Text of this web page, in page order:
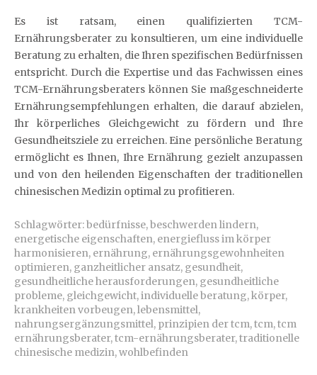
Es ist ratsam, einen qualifizierten TCM-
Ernährungsberater zu konsultieren, um eine individuelle
Beratung zu erhalten, die Ihren spezifischen Bedürfnissen
entspricht. Durch die Expertise und das Fachwissen eines
TCM-Ernährungsberaters können Sie maßgeschneiderte
Ernährungsempfehlungen erhalten, die darauf abzielen,
Ihr körperliches Gleichgewicht zu fördern und Ihre
Gesundheitsziele zu erreichen. Eine persönliche Beratung
ermöglicht es Ihnen, Ihre Ernährung gezielt anzupassen
und von den heilenden Eigenschaften der traditionellen
chinesischen Medizin optimal zu profitieren.
Schlagwörter:bedürfnisse,beschwerden lindern,
energetische eigenschaften, energiefluss im körper
harmonisieren, ernährung, ernährungsgewohnheiten
optimieren, ganzheitlicher ansatz, gesundheit,
gesundheitliche herausforderungen, gesundheitliche
probleme, gleichgewicht,individuelle beratung,körper,
krankheiten vorbeugen,lebensmittel,
nahrungsergänzungsmittel, prinzipien der tcm,tcm,tcm
ernährungsberater,tcm-ernährungsberater,traditionelle
chinesische medizin,wohlbefinden